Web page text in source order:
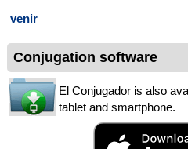
venir
Conjugation software
El Conjugador is also
tablet and smartphone.